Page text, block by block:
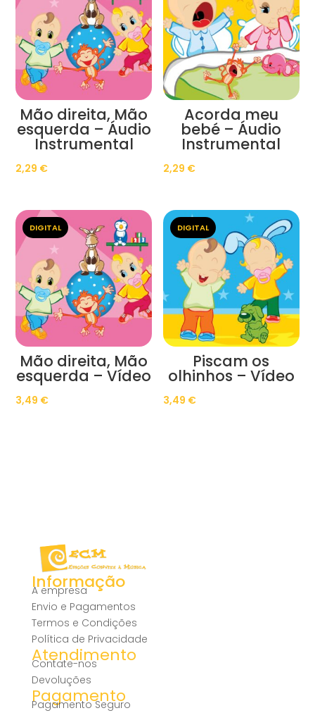
Mão direita, Mão
esquerda – Áudio
Instrumental
2,29 €
Acorda meu
bebé – Áudio
Instrumental
2,29 €
DIGITAL
Mão direita, Mão
esquerda – Vídeo
3,49 €
DIGITAL
Piscam os
olhinhos – Vídeo
3,49 €
Informação
A empresa
Envio e Pagamentos
Termos e Condições
Política de Privacidade
Atendimento
Contate-nos
Devoluções
Pagamento
Pagamento Seguro